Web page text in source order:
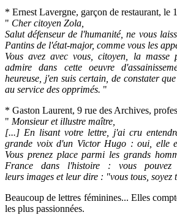
* Ernest Lavergne, garçon de restaurant, le
" Cher citoyen Zola,
Salut défenseur de l'humanité, ne vous
Pantins de l'état-major, comme vous les
Vous avez avec vous, citoyen, la masse
admire dans cette oeuvre
heureuse, j'en suis certain, de constater
au service des opprimés. "
* Gaston Laurent, 9 rue des Archives,
" Monsieur et illustre maître,
[...] En lisant votre lettre, j'ai cru
grande voix d'un Victor Hugo : oui, elle
Vous prenez place parmi les grands
France dans l'histoire : vous pouvez
leurs images et leur dire : "vous tous, soyez
Beaucoup de lettres féminines... Elles
les plus passionnées.